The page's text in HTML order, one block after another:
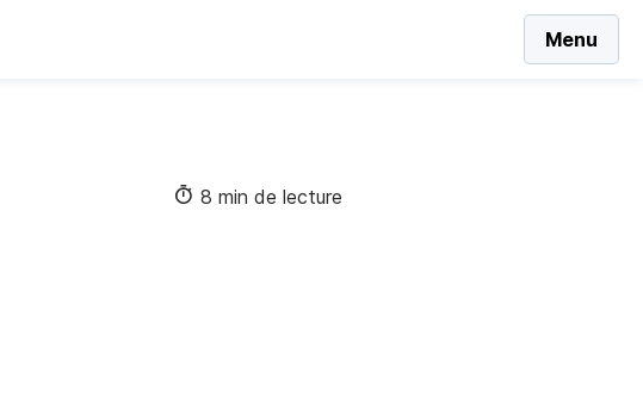
Menu
8 min de lecture